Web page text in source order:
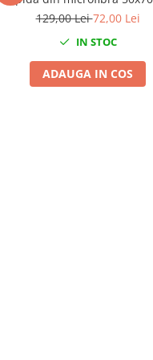
129,00 Lei72,00 Lei
IN STOC
ADAUGA IN COS